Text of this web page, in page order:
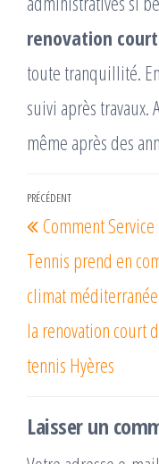
renovation
toute tranquillité.
suivi après travaux.
même après des
Navigation
de
l’article
Article
précédent
PRÉCÉDENT
Comment Service
Tennis prend en
climat
la renovation court
tennis Hyères
Laisser un